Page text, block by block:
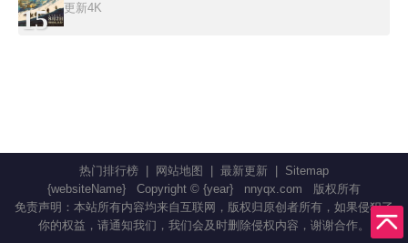
15 更新4K
热门排行榜 网站地图 最新更新
Sitemap
{websiteName}
Copyright © {year} nnyqx.com
版权所有
免责声明：本站所有内容均来自互联网，版权归原创者所有，如果侵犯了
你的权益，请通知我们，我们会及时删除侵权内容，谢谢合作。